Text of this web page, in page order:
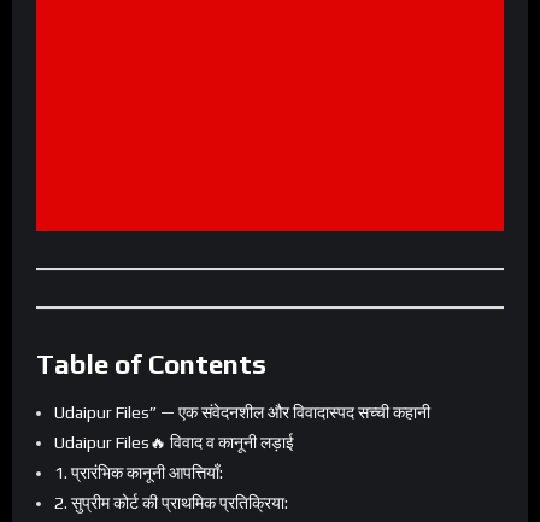
Table of Contents
Udaipur Files” — एक संवेदनशील और विवादास्पद सच्ची कहानी
Udaipur Files🔥 विवाद व कानूनी लड़ाई
1. प्रारंभिक कानूनी आपत्तियाँ:
2. सुप्रीम कोर्ट की प्राथमिक प्रतिक्रिया: